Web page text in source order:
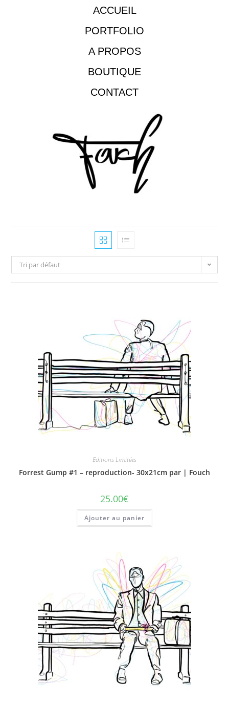
ACCUEIL
PORTFOLIO
A PROPOS
BOUTIQUE
CONTACT
Tri par défaut
Editions Limitées
Forrest Gump #1 – reproduction- 30x21cm par | Fouch
25.00€
Ajouter au panier